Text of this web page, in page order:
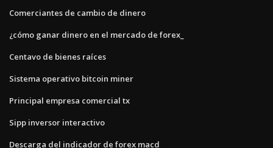
Comerciantes de cambio de dinero
¿cómo ganar dinero en el mercado de forex_
Centavo de bienes raíces
Sistema operativo bitcoin miner
Principal empresa comercial tx
Sipp inversor interactivo
Descarga del indicador de forex macd